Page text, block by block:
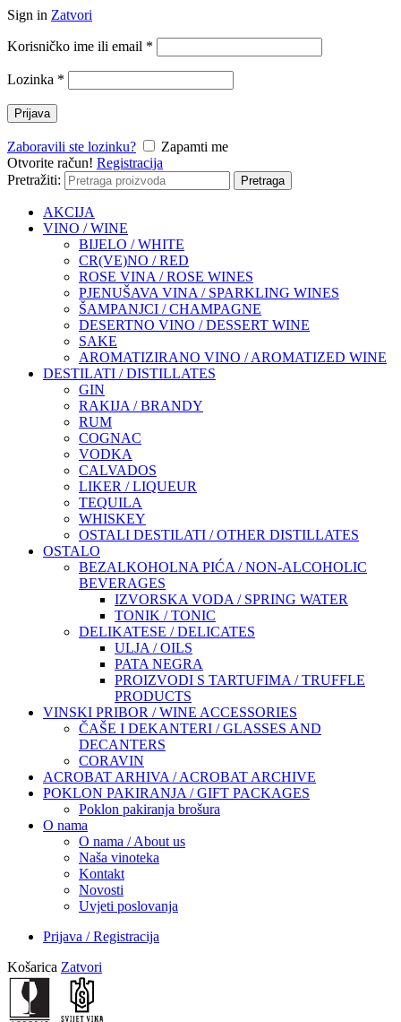
Sign in Zatvori
Korisničko ime ili email *
Lozinka *
Prijava
Zaboravili ste lozinku?
Zapamti me
Otvorite račun! Registracija
Pretražiti:
Pretraga
AKCIJA
VINO / WINE
BIJELO / WHITE
CR(VE)NO / RED
ROSE VINA / ROSE WINES
PJENUŠAVA VINA / SPARKLING WINES
ŠAMPANJCI / CHAMPAGNE
DESERTNO VINO / DESSERT WINE
SAKE
AROMATIZIRANO VINO / AROMATIZED WINE
DESTILATI / DISTILLATES
GIN
RAKIJA / BRANDY
RUM
COGNAC
VODKA
CALVADOS
LIKER / LIQUEUR
TEQUILA
WHISKEY
OSTALI DESTILATI / OTHER DISTILLATES
OSTALO
BEZALKOHOLNA PIĆA / NON-ALCOHOLIC
BEVERAGES
IZVORSKA VODA / SPRING WATER
TONIK / TONIC
DELIKATESE / DELICATES
ULJA / OILS
PATA NEGRA
PROIZVODI S TARTUFIMA / TRUFFLE
PRODUCTS
VINSKI PRIBOR / WINE ACCESSORIES
ČAŠE I DEKANTERI / GLASSES AND
DECANTERS
CORAVIN
ACROBAT ARHIVA / ACROBAT ARCHIVE
POKLON PAKIRANJA / GIFT PACKAGES
Poklon pakiranja brošura
O nama
O nama / About us
Naša vinoteka
Kontakt
Novosti
Uvjeti poslovanja
Prijava / Registracija
Košarica Zatvori